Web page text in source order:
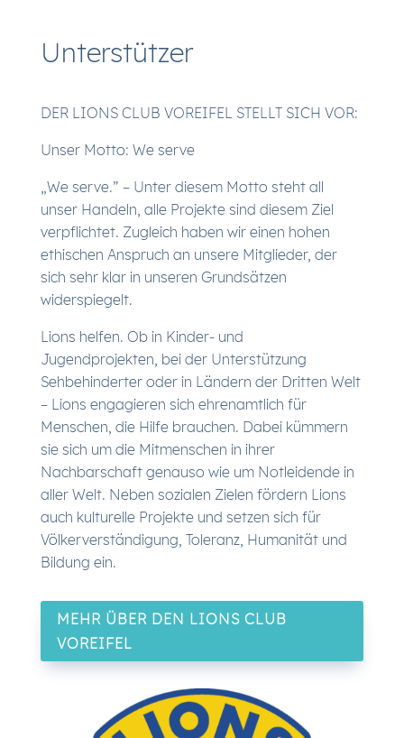
Unterstützer
DER LIONS CLUB VOREIFEL STELLT SICH VOR:
Unser Motto: We serve
„We serve.” – Unter diesem Motto steht all
unser Handeln, alle Projekte sind diesem Ziel
verpflichtet. Zugleich haben wir einen hohen
ethischen Anspruch an unsere Mitglieder, der
sich sehr klar in unseren Grundsätzen
widerspiegelt.
Lions helfen. Ob in Kinder- und
Jugendprojekten, bei der Unterstützung
Sehbehinderter oder in Ländern der Dritten Welt
– Lions engagieren sich ehrenamtlich für
Menschen, die Hilfe brauchen. Dabei kümmern
sie sich um die Mitmenschen in ihrer
Nachbarschaft genauso wie um Notleidende in
aller Welt. Neben sozialen Zielen fördern Lions
auch kulturelle Projekte und setzen sich für
Völkerverständigung, Toleranz, Humanität und
Bildung ein.
MEHR ÜBER DEN LIONS CLUB
VOREIFEL